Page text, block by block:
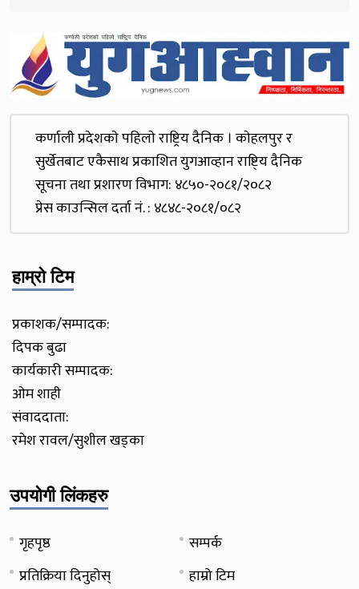
कर्णाली प्रदेशकाे पहिलाे राष्ट्रिय दैनिक । काेहलपुर र
सुर्खेतबाट एकैसाथ प्रकाशित युगआव्हान राष्टि्य दैनिक
सूचना तथा प्रशारण विभाग: ४८५०-२०८१/२०८२
प्रेस काउन्सिल दर्ता नं. : ४८४८-२०८१/०८२
हाम्रो टिम
प्रकाशक/सम्पादक:
दिपक बुढा
कार्यकारी सम्पादक:
ओम शाही
संवाददाता:
रमेश रावल/सुशील खड्का
उपयोगी लिंकहरु
गृहपृष्ठ
सम्पर्क
प्रतिक्रिया दिनुहोस्
हाम्रो टिम